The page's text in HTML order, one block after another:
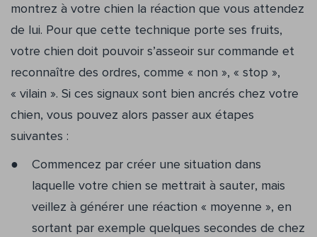
montrez à votre chien la réaction que vous attendez
de lui. Pour que cette technique porte ses fruits,
votre chien doit pouvoir s’asseoir sur commande et
reconnaître des ordres, comme « non », « stop »,
« vilain ». Si ces signaux sont bien ancrés chez votre
chien, vous pouvez alors passer aux étapes
suivantes :
Commencez par créer une situation dans
laquelle votre chien se mettrait à sauter, mais
veillez à générer une réaction « moyenne », en
sortant par exemple quelques secondes de chez